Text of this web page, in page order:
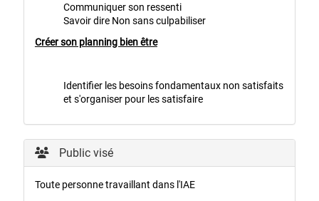
Communiquer son ressenti
Savoir dire Non sans culpabiliser
Créer son planning bien être
Identifier les besoins fondamentaux non satisfaits
et s'organiser pour les satisfaire
Public visé
Toute personne travaillant dans l'IAE